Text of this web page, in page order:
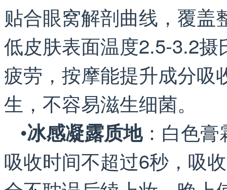
贴合眼窝解剖曲线，覆
低皮肤表面温度2.5-3.2
疲劳，按摩能提升成分吸
生，不容易滋生细菌。
•冰感凝露质地：白色膏
吸收时间不超过6秒，吸